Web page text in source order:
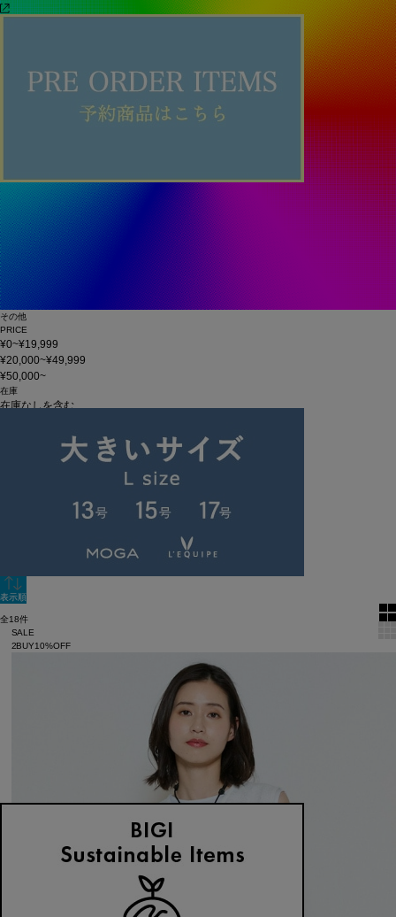
その他
PRICE
¥0~¥19,999
¥20,000~¥49,999
¥50,000~
在庫
在庫なしを含む
表示順
全18件
SALE
2BUY10%OFF